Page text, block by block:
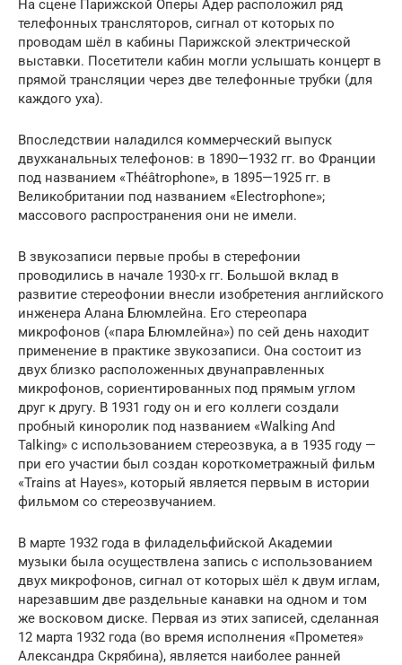
На сцене Парижской Оперы Адер расположил ряд
телефонных трансляторов, сигнал от которых по
проводам шёл в кабины Парижской электрической
выставки. Посетители кабин могли услышать концерт в
прямой трансляции через две телефонные трубки (для
каждого уха).
Впоследствии наладился коммерческий выпуск
двухканальных телефонов: в 1890—1932 гг. во Франции
под названием «Théâtrophone», в 1895—1925 гг. в
Великобритании под названием «Electrophone»;
массового распространения они не имели.
В звукозаписи первые пробы в стерефонии
проводились в начале 1930-х гг. Большой вклад в
развитие стереофонии внесли изобретения английского
инженера Алана Блюмлейна. Его стереопара
микрофонов («пара Блюмлейна») по сей день находит
применение в практике звукозаписи. Она состоит из
двух близко расположенных двунаправленных
микрофонов, сориентированных под прямым углом
друг к другу. В 1931 году он и его коллеги создали
пробный киноролик под названием «Walking And
Talking» с использованием стереозвука, а в 1935 году —
при его участии был создан короткометражный фильм
«Trains at Hayes», который является первым в истории
фильмом со стереозвучанием.
В марте 1932 года в филадельфийской Академии
музыки была осуществлена запись с использованием
двух микрофонов, сигнал от которых шёл к двум иглам,
нарезавшим две раздельные канавки на одном и том
же восковом диске. Первая из этих записей, сделанная
12 марта 1932 года (во время исполнения «Прометея»
Александра Скрябина), является наиболее ранней